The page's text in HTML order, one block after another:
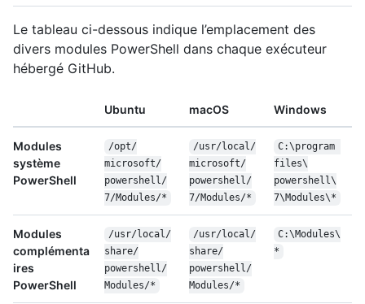
Le tableau ci-dessous indique l’emplacement des
divers modules PowerShell dans chaque exécuteur
hébergé GitHub.
Ubuntu macOS Windows
Modules
système
PowerShell
/opt/
microsoft/
powershell/
7/Modules/*
/usr/local/
microsoft/
powershell/
7/Modules/*
C:\program
files\
powershell\
7\Modules\*
Modules
complémenta
ires
PowerShell
/usr/local/
share/
powershell/
Modules/*
/usr/local/
share/
powershell/
Modules/*
C:\Modules\
*